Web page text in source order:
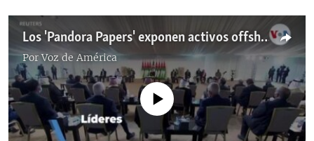
Los 'Pandora Papers' exponen activos offshore de jefes de Estado y de gobierno
PorVoz de América
No media source currently available